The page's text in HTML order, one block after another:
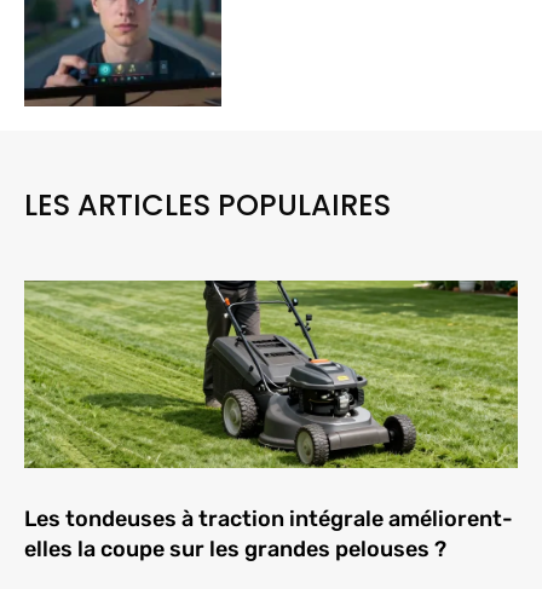
LES ARTICLES POPULAIRES
Les tondeuses à traction intégrale améliorent-
elles la coupe sur les grandes pelouses ?